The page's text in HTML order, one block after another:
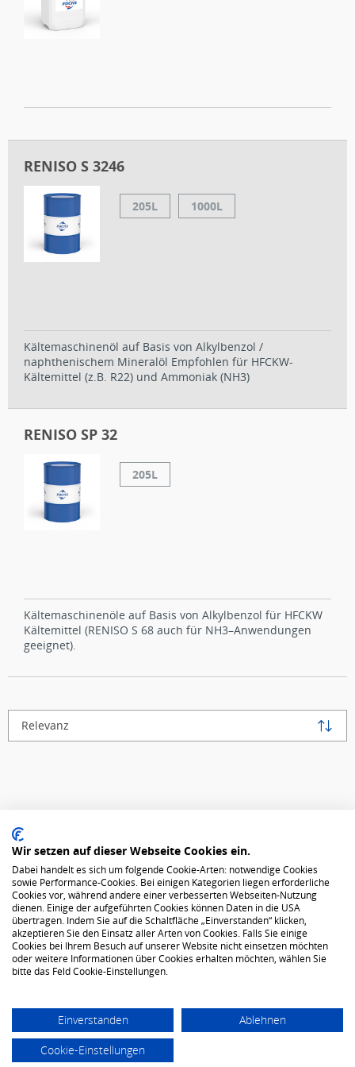
RENISO S 3246
205L 1000L
Kältemaschinenöl auf Basis von Alkylbenzol /
naphthenischem Mineralöl Empfohlen für HFCKW-
Kältemittel (z.B. R22) und Ammoniak (NH3)
RENISO SP 32
205L
Kältemaschinenöle auf Basis von Alkylbenzol für HFCKW
Kältemittel (RENISO S 68 auch für NH3–Anwendungen
geeignet).
Relevanz
Datenschutz
AGB
Über uns
Impressum
Cookie Hinweise
Wir setzen auf dieser Webseite Cookies ein.
Dabei handelt es sich um folgende Cookie-Arten: notwendige Cookies
sowie Performance-Cookies. Bei einigen Kategorien liegen erforderliche
Cookies vor, während andere einer verbesserten Webseiten-Nutzung
dienen. Einige der aufgeführten Cookies können Daten in die USA
übertragen. Indem Sie auf die Schaltfläche „Einverstanden“ klicken,
akzeptieren Sie den Einsatz aller Arten von Cookies. Falls Sie einige
Cookies bei Ihrem Besuch auf unserer Website nicht einsetzen möchten
oder weitere Informationen über Cookies erhalten möchten, wählen Sie
bitte das Feld Cookie-Einstellungen.
Einverstanden
Ablehnen
Cookie-Einstellungen